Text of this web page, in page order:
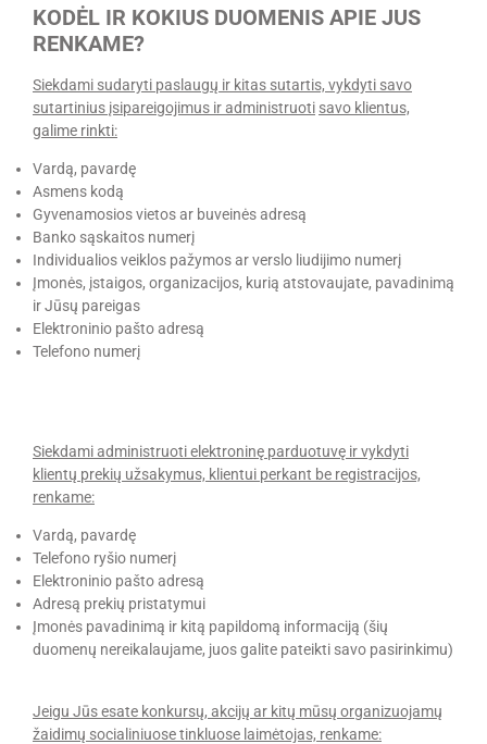
KODĖL IR KOKIUS DUOMENIS APIE JUS
RENKAME?
Siekdami sudaryti paslaugų ir kitas sutartis, vykdyti savo
sutartinius įsipareigojimus ir administruoti savo klientus,
galime rinkti:
Vardą, pavardę
Asmens kodą
Gyvenamosios vietos ar buveinės adresą
Banko sąskaitos numerį
Individualios veiklos pažymos ar verslo liudijimo numerį
Įmonės, įstaigos, organizacijos, kurią atstovaujate, pavadinimą
ir Jūsų pareigas
Elektroninio pašto adresą
Telefono numerį
Siekdami administruoti elektroninę parduotuvę ir vykdyti
klientų prekių užsakymus, klientui perkant be registracijos,
renkame:
Vardą, pavardę
Telefono ryšio numerį
Elektroninio pašto adresą
Adresą prekių pristatymui
Įmonės pavadinimą ir kitą papildomą informaciją (šių
duomenų nereikalaujame, juos galite pateikti savo pasirinkimu)
Jeigu Jūs esate konkursų, akcijų ar kitų mūsų organizuojamų
žaidimų socialiniuose tinkluose laimėtojas, renkame: